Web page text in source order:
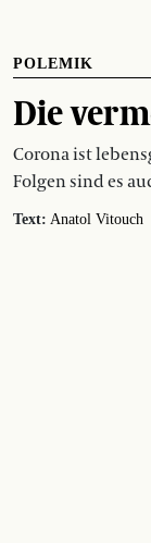
POLEMIK
Die
Corona ist
Folgen sind es
Text: Anatol Vitouch